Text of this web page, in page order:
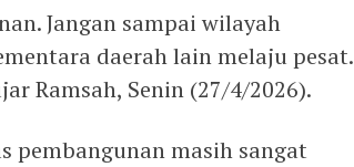
Jangan sampai wilayah
daerah lain melaju pesat.
Ramsah, Senin (27/4/2026).
masih sangat